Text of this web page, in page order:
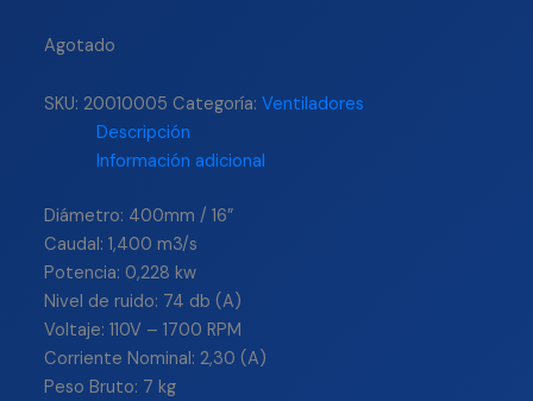
Agotado
SKU:20010005 Categoría:Ventiladores
Descripción
Información adicional
Diámetro: 400mm / 16”
Caudal: 1,400 m3/s
Potencia: 0,228 kw
Nivel de ruido: 74 db (A)
Voltaje: 110V – 1700 RPM
Corriente Nominal: 2,30 (A)
Peso Bruto: 7 kg